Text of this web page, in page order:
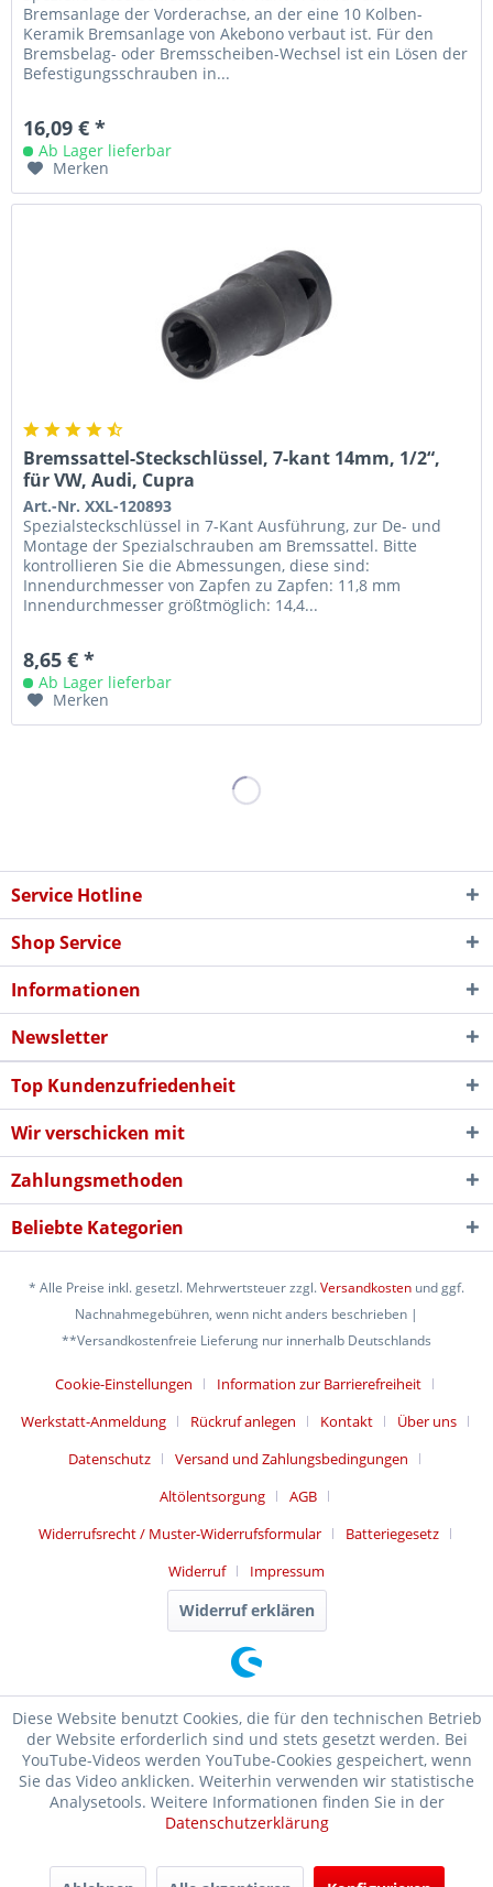
Bremsanlage der Vorderachse, an der eine 10 Kolben-
Keramik Bremsanlage von Akebono verbaut ist. Für den
Bremsbelag- oder Bremsscheiben-Wechsel ist ein Lösen der
Befestigungsschrauben in...
16,09 € *
Ab Lager lieferbar
Merken
Bremssattel-Steckschlüssel, 7-kant 14mm, 1/2“,
für VW, Audi, Cupra
Art.-Nr. XXL-120893
Spezialsteckschlüssel in 7-Kant Ausführung, zur De- und
Montage der Spezialschrauben am Bremssattel. Bitte
kontrollieren Sie die Abmessungen, diese sind:
Innendurchmesser von Zapfen zu Zapfen: 11,8 mm
Innendurchmesser größtmöglich: 14,4...
8,65 € *
Ab Lager lieferbar
Merken
Service Hotline
Shop Service
Informationen
Newsletter
Top Kundenzufriedenheit
Wir verschicken mit
Zahlungsmethoden
Beliebte Kategorien
* Alle Preise inkl. gesetzl. Mehrwertsteuer zzgl.Versandkosten und ggf.
Nachnahmegebühren, wenn nicht anders beschrieben |
**Versandkostenfreie Lieferung nur innerhalb Deutschlands
Cookie-Einstellungen
Information zur Barrierefreiheit
Werkstatt-Anmeldung
Rückruf anlegen Kontakt
Über uns
Datenschutz
Versand und Zahlungsbedingungen
Altölentsorgung
AGB
Widerrufsrecht / Muster-Widerrufsformular
Batteriegesetz
Widerruf
Impressum
Widerruf erklären
Diese Website benutzt Cookies, die für den technischen Betrieb
der Website erforderlich sind und stets gesetzt werden. Bei
YouTube-Videos werden YouTube-Cookies gespeichert, wenn
Sie das Video anklicken. Weiterhin verwenden wir statistische
Analysetools. Weitere Informationen finden Sie in der
Datenschutzerklärung
SEHR GUT (4.99 / 5)